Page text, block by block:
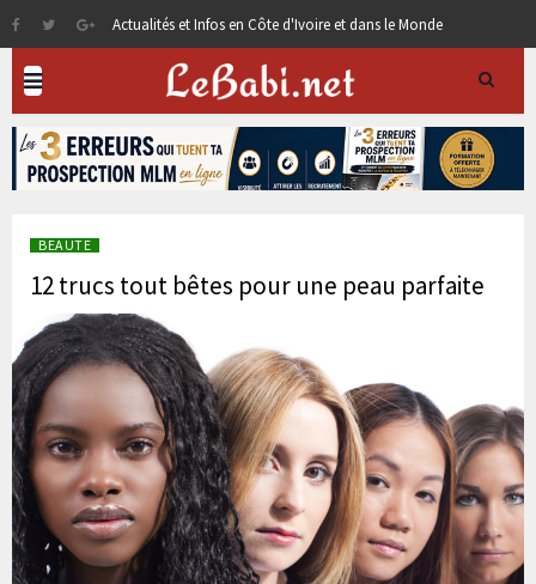
Actualités et Infos en Côte d'Ivoire et dans le Monde
BEAUTE
12 trucs tout bêtes pour une peau parfaite